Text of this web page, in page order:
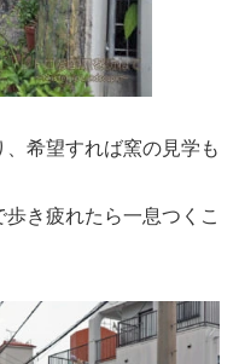
希望すれば窯の見学も
き疲れたら一息つくこ